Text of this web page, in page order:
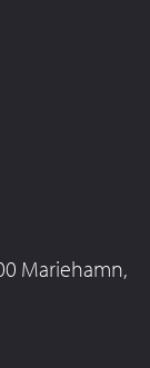
Mariehamn,